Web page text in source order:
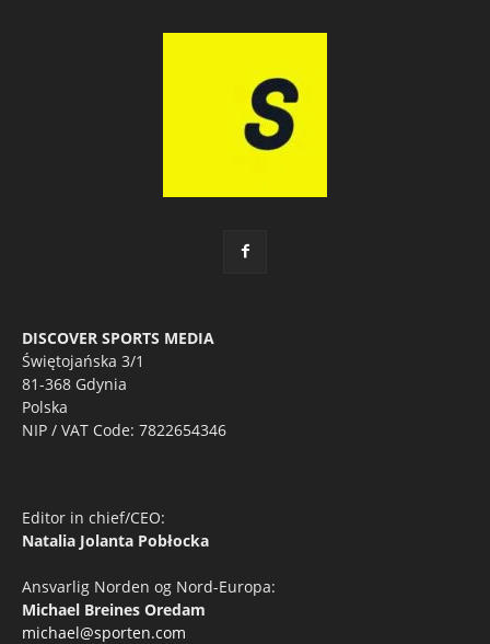
DISCOVER SPORTS MEDIA
Świętojańska 3/1
81-368 Gdynia
Polska
NIP / VAT Code: 7822654346
Editor in chief/CEO:
Natalia Jolanta Pobłocka
Ansvarlig Norden og Nord-Europa:
Michael Breines Oredam
michael@sporten.com